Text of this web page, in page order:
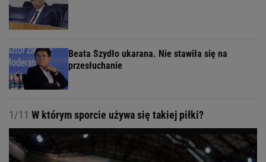
Beata Szydło ukarana. Nie stawiła się na
przesłuchanie
1/11 W którym sporcie używa się takiej piłki?